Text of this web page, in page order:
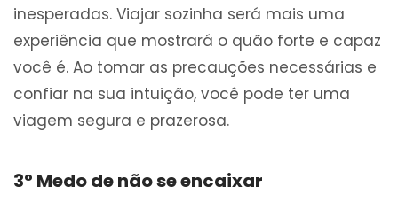
inesperadas. Viajar sozinha será mais uma
experiência que mostrará o quão forte e capaz
você é. Ao tomar as precauções necessárias e
confiar na sua intuição, você pode ter uma
viagem segura e prazerosa.
3° Medo de não se encaixar